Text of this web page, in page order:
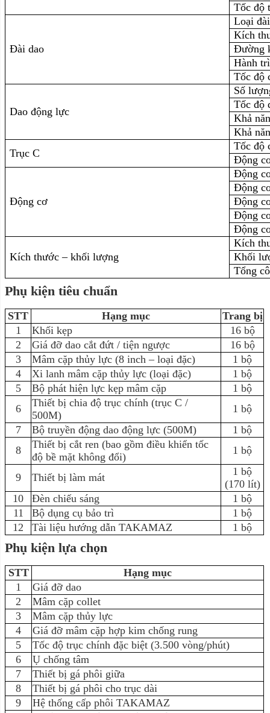
Tốc độ
Đài dao
Loại
Kích
Đường
Hành
Tốc độ
Dao động lực
Số
Tốc độ
Khả
Khả
Trục C
Tốc độ
Động
Động cơ
Động
Động
Động
Động
Động
Kích thước – khối lượng
Kích
Khối
Tổng
Phụ kiện tiêu chuẩn
STT Hạng mục
Trang bị
1
Khối kẹp
16 bộ
2
Giá đỡ dao cắt đứt / tiện ngược
16 bộ
3
Mâm cặp thủy lực (8 inch – loại đặc)
1 bộ
4
Xi lanh mâm cặp thủy lực (loại đặc)
1 bộ
5
Bộ phát hiện lực kẹp mâm cặp
1 bộ
6
Thiết bị chia độ trục chính (trục C /
500M)
1 bộ
7
Bộ truyền động dao động lực (500M)
1 bộ
8
Thiết bị cắt ren (bao gồm điều khiển tốc
độ bề mặt không đổi)
1 bộ
9 Thiết bị làm mát
1 bộ
(170 lít)
10
Đèn chiếu sáng
1 bộ
11
Bộ dụng cụ bảo trì
1 bộ
12
Tài liệu hướng dẫn TAKAMAZ 1 bộ
Phụ kiện lựa chọn
STT
Hạng mục
1
Giá đỡ dao
2
Mâm cặp collet
3
Mâm cặp thủy lực
4
Giá đỡ mâm cặp hợp kim chống rung
5
Tốc độ trục chính đặc biệt (3.500 vòng/phút)
6
Ụ chống tâm
7
Thiết bị gá phôi giữa
8
Thiết bị gá phôi cho trục dài
9
Hệ thống cấp phôi TAKAMAZ